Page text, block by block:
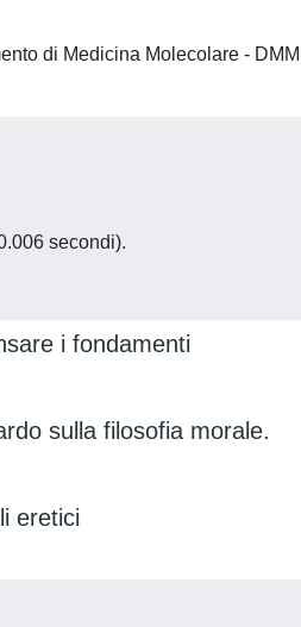
di Medicina Molecolare - DMM
secondi).
i fondamenti
sulla filosofia morale.
eretici